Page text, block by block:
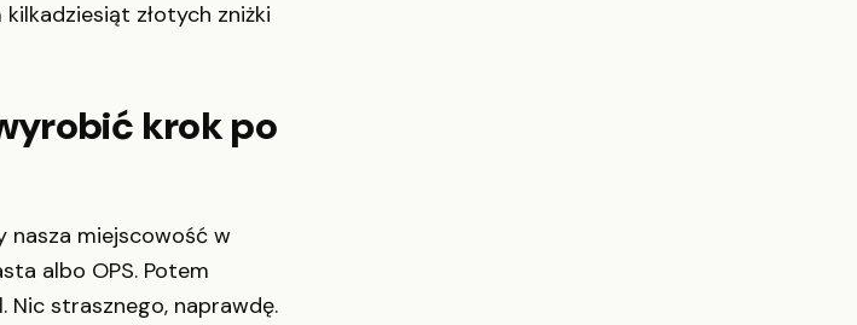
złotych zniżki
krok po
nasza miejscowość w
albo OPS. Potem
Nic strasznego, naprawdę.